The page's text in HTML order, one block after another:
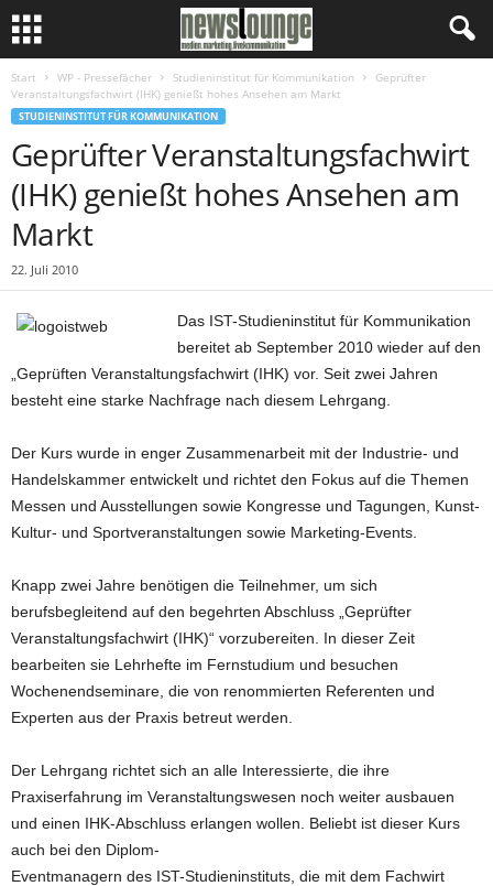
Start WP - Pressefächer Studieninstitut für Kommunikation
Geprüfter
Veranstaltungsfachwirt (IHK) genießt hohes Ansehen am Markt
STUDIENINSTITUT FÜR KOMMUNIKATION
Geprüfter Veranstaltungsfachwirt
(IHK) genießt hohes Ansehen am
Markt
22. Juli 2010
Das IST-Studieninstitut für Kommunikation
bereitet ab September 2010 wieder auf den
„Geprüften Veranstaltungsfachwirt (IHK) vor. Seit zwei Jahren
besteht eine starke Nachfrage nach diesem Lehrgang.
Der Kurs wurde in enger Zusammenarbeit mit der Industrie- und
Handelskammer entwickelt und richtet den Fokus auf die Themen
Messen und Ausstellungen sowie Kongresse und Tagungen, Kunst-
Kultur- und Sportveranstaltungen sowie Marketing-Events.
Knapp zwei Jahre benötigen die Teilnehmer, um sich
berufsbegleitend auf den begehrten Abschluss „Geprüfter
Veranstaltungsfachwirt (IHK)“ vorzubereiten. In dieser Zeit
bearbeiten sie Lehrhefte im Fernstudium und besuchen
Wochenendseminare, die von renommierten Referenten und
Experten aus der Praxis betreut werden.
Der Lehrgang richtet sich an alle Interessierte, die ihre
Praxiserfahrung im Veranstaltungswesen noch weiter ausbauen
und einen IHK-Abschluss erlangen wollen. Beliebt ist dieser Kurs
auch bei den Diplom-
Eventmanagern des IST-Studieninstituts, die mit dem Fachwirt